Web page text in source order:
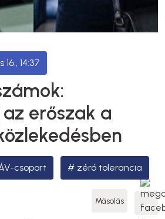
14:37
erőszak a
csoport zéró tolerancia
Másolás